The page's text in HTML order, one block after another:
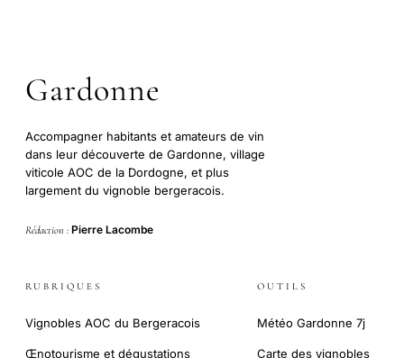
Gardonne
Accompagner habitants et amateurs de vin
dans leur découverte de Gardonne, village
viticole AOC de la Dordogne, et plus
largement du vignoble bergeracois.
Rédaction : Pierre Lacombe
RUBRIQUES
Vignobles AOC du Bergeracois
Œnotourisme et dégustations
OUTILS
Météo Gardonne 7j
Carte des vignobles